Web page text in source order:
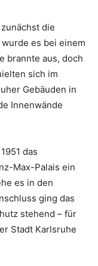
die
es bei einem
brannte aus, doch
sich im
Gebäuden in
Innenwände
das
Max-Palais ein
es in den
ging das
stehend – für
Stadt Karlsruhe